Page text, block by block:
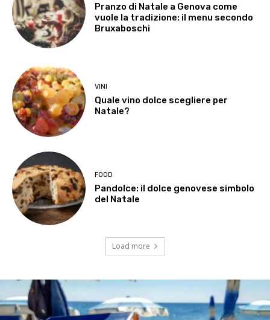
Pranzo di Natale a Genova come
vuole la tradizione: il menu secondo
Bruxaboschi
VINI
Quale vino dolce scegliere per
Natale?
FOOD
Pandolce: il dolce genovese simbolo
del Natale
Load more